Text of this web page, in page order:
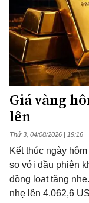
Giá vàng
lên
Thứ 3, 04/08/2026 | 19:16
Kết thúc ngày
so với đầu phiên
đồng loạt tăng
nhẹ lên 4.062,6